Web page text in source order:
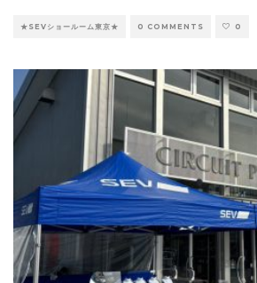
★SEVショールーム東京★ 0 COMMENTS 0